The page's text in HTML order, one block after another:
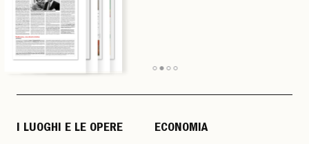
I LUOGHI E LE OPERE ECONOMIA